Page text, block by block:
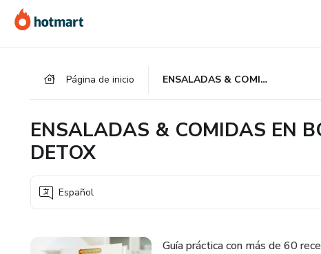
contenido
la
pie
Página de inicio ENSALADAS & COMIDAS EN BOTE: 60 RECETAS + 3 BONOS DETOX
ENSALADAS & COMIDAS EN
DETOX
Español
Guía práctica con más de 60